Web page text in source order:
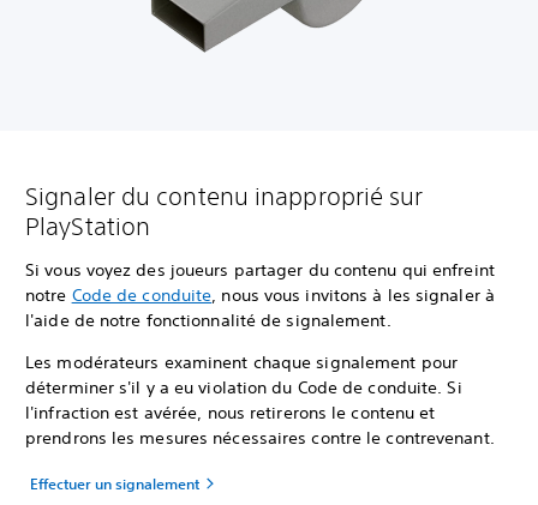
Signaler du contenu inapproprié sur
PlayStation
Si vous voyez des joueurs partager du contenu qui enfreint
notre Code de conduite, nous vous invitons à les signaler à
l'aide de notre fonctionnalité de signalement.
Les modérateurs examinent chaque signalement pour
déterminer s'il y a eu violation du Code de conduite. Si
l'infraction est avérée, nous retirerons le contenu et
prendrons les mesures nécessaires contre le contrevenant.
Effectuer un signalement